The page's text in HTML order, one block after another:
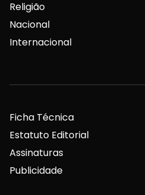
Religião
Nacional
Internacional
Ficha Técnica
Estatuto Editorial
Assinaturas
Publicidade